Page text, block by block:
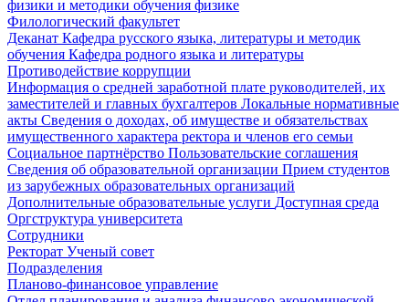
физики и методики обучения физике
Филологический факультет
Деканат Кафедра русского языка, литературы и методик
обучения Кафедра родного языка и литературы
Противодействие коррупции
Информация о средней заработной плате руководителей, их
заместителей и главных бухгалтеров Локальные нормативные
акты Сведения о доходах, об имуществе и обязательствах
имущественного характера ректора и членов его семьи
Социальное партнёрство Пользовательские соглашения
Сведения об образовательной организации Прием студентов
из зарубежных образовательных организаций
Дополнительные образовательные услуги Доступная среда
Оргструктура университета
Сотрудники
Ректорат Ученый совет
Подразделения
Планово-финансовое управление